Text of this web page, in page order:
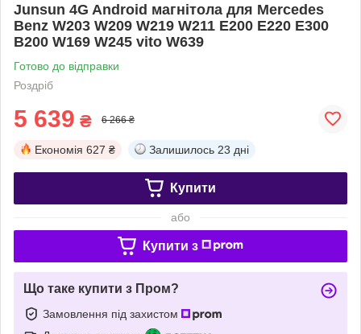
Junsun 4G Android магнітола для Mercedes
Benz W203 W209 W219 W211 E200 E220 E300
B200 W169 W245 vito W639
Готово до відправки
Роздріб
5 639 ₴ 6 266 ₴
Економія 627 ₴ Залишилось 23 дні
Купити
або
Купити з
Що таке купити з Пром?
Замовлення під захистом